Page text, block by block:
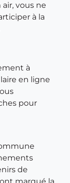
vous ne
à la
à
en ligne
pour
de